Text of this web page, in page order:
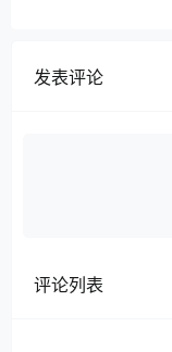
发表评论
评论列表